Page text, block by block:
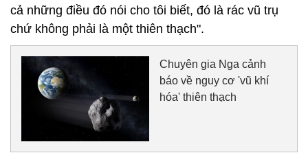
cả những điều đó nói cho tôi biết, đó là rác vũ trụ
chứ không phải là một thiên thạch".
Chuyên gia Nga cảnh
báo về nguy cơ 'vũ khí
hóa' thiên thạch